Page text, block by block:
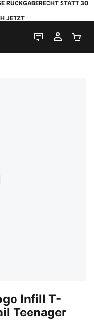
RÜCKGABERECHT STATT 30
JETZT
LIVE-CHAT
MEIN
Infill T-
Teenager